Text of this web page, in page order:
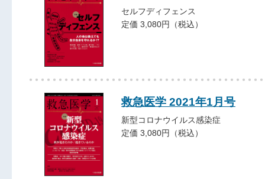
セルフディフェンス
定価 3,080円（税込）
救急医学 2021年1月号
新型コロナウイルス感染症
定価 3,080円（税込）